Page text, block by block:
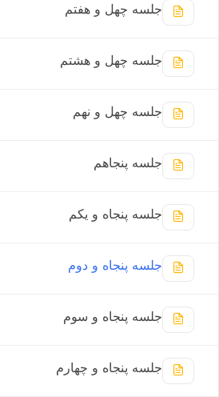
جلسه چهل و هفتم
جلسه چهل و هشتم
جلسه چهل و نهم
جلسه پنجاهم
جلسه پنجاه و یکم
جلسه پنجاه و دوم
جلسه پنجاه و سوم
جلسه پنجاه و چهارم